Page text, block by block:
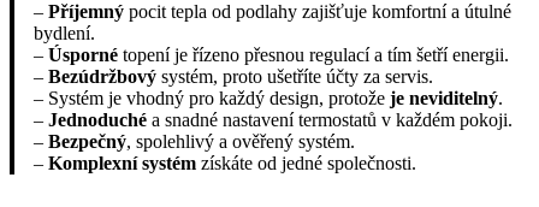
– Příjemný pocit tepla od podlahy zajišťuje komfortní a útulné
bydlení.
– Úsporné topení je řízeno přesnou regulací a tím šetří energii.
– Bezúdržbový systém, proto ušetříte účty za servis.
– Systém je vhodný pro každý design, protože je neviditelný.
– Jednoduché a snadné nastavení termostatů v každém pokoji.
– Bezpečný, spolehlivý a ověřený systém.
– Komplexní systém získáte od jedné společnosti.